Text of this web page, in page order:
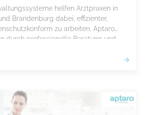
helfen Arztpraxen in
Brandenburg dabei, effizienter,
zu arbeiten. Aptaro
durch professionelle Beratung und
bei einem reibungslosen Umstieg in